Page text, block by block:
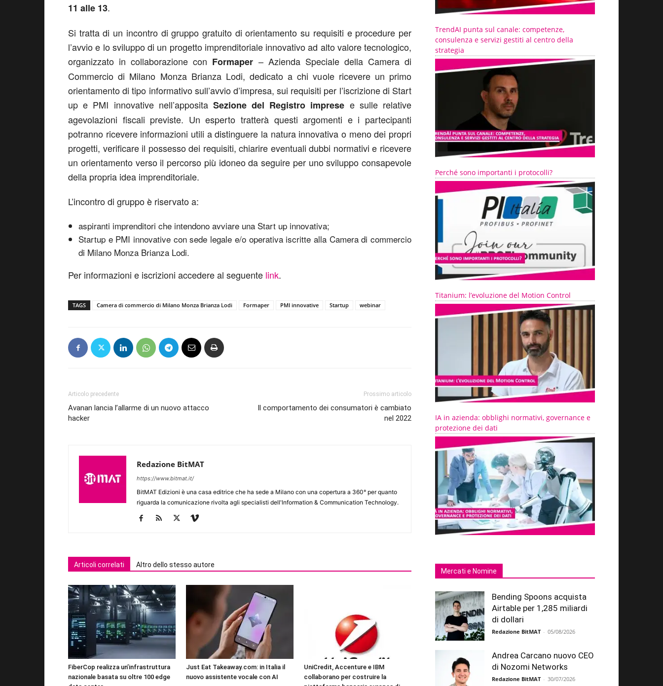
11 alle 13.
Si tratta di un incontro di gruppo gratuito di orientamento su requisiti e procedure per
l’avvio e lo sviluppo di un progetto imprenditoriale innovativo ad alto valore tecnologico,
organizzato in collaborazione con Formaper – Azienda Speciale della Camera di
Commercio di Milano Monza Brianza Lodi, dedicato a chi vuole ricevere un primo
orientamento di tipo informativo sull’avvio d’impresa, sui requisiti per l’iscrizione di Start
up e PMI innovative nell’apposita Sezione del Registro imprese e sulle relative
agevolazioni fiscali previste. Un esperto tratterà questi argomenti e i partecipanti
potranno ricevere informazioni utili a distinguere la natura innovativa o meno dei propri
progetti, verificare il possesso dei requisiti, chiarire eventuali dubbi normativi e ricevere
un orientamento verso il percorso più idoneo da seguire per uno sviluppo consapevole
della propria idea imprenditoriale.
L’incontro di gruppo è riservato a:
aspiranti imprenditori che intendono avviare una Start up innovativa;
Startup e PMI innovative con sede legale e/o operativa iscritte alla Camera di commercio
di Milano Monza Brianza Lodi.
Per informazioni e iscrizioni accedere al seguente link.
TAGS Camera di commercio di Milano Monza Brianza Lodi Formaper PMI innovative Startup webinar
Articolo precedente
Avanan lancia l’allarme di un nuovo attacco
hacker
Prossimo articolo
Il comportamento dei consumatori è cambiato
nel 2022
Redazione BitMAT
https://www.bitmat.it/
BitMAT Edizioni è una casa editrice che ha sede a Milano con una copertura a 360° per quanto
riguarda la comunicazione rivolta agli specialisti dell'lnformation & Communication Technology.
Articoli correlati Altro dello stesso autore
FiberCop realizza un’infrastruttura
nazionale basata su oltre 100 edge
Just Eat Takeaway.com: in Italia il
nuovo assistente vocale con AI
UniCredit, Accenture e IBM
collaborano per costruire la
TrendAI punta sul canale: competenze,
consulenza e servizi gestiti al centro della
strategia
Perché sono importanti i protocolli?
Titanium: l’evoluzione del Motion Control
IA in azienda: obblighi normativi, governance e
protezione dei dati
Mercati e Nomine
Bending Spoons acquista
Airtable per 1,285 miliardi
di dollari
Redazione BitMAT - 05/08/2026
Andrea Carcano nuovo CEO
di Nozomi Networks
Redazione BitMAT - 30/07/2026